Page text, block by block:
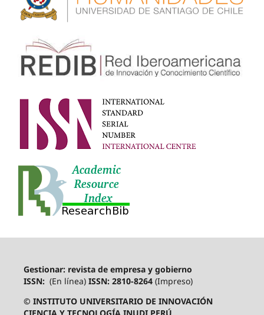
Gestionar: revista de empresa y gobierno
ISSN: (En línea) ISSN: 2810-8264 (Impreso)
© INSTITUTO UNIVERSITARIO DE INNOVACIÓN